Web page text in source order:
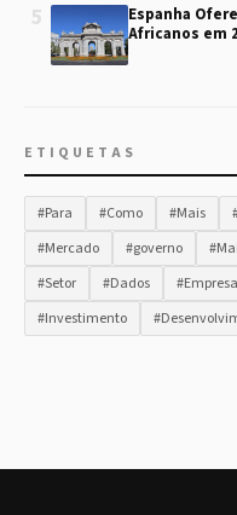
5
Espanha
Africanos em
ETIQUETAS
#Para #Como #Mais
#Mercado
#governo
#Setor
#Dados
#Investimento